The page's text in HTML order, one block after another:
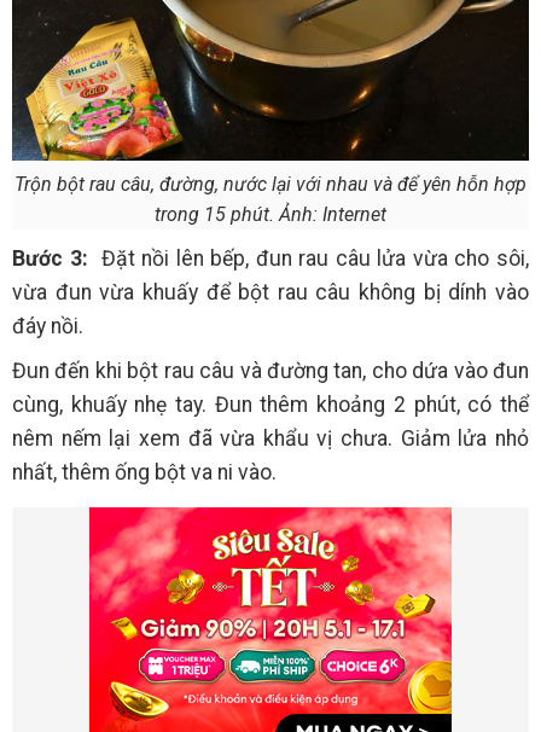
Trộn bột rau câu, đường, nước lại với nhau và để yên hỗn hợp
trong 15 phút. Ảnh: Internet
Bước 3: Đặt nồi lên bếp, đun rau câu lửa vừa cho sôi,
vừa đun vừa khuấy để bột rau câu không bị dính vào
đáy nồi.
Đun đến khi bột rau câu và đường tan, cho dứa vào đun
cùng, khuấy nhẹ tay. Đun thêm khoảng 2 phút, có thể
nêm nếm lại xem đã vừa khẩu vị chưa. Giảm lửa nhỏ
nhất, thêm ống bột va ni vào.